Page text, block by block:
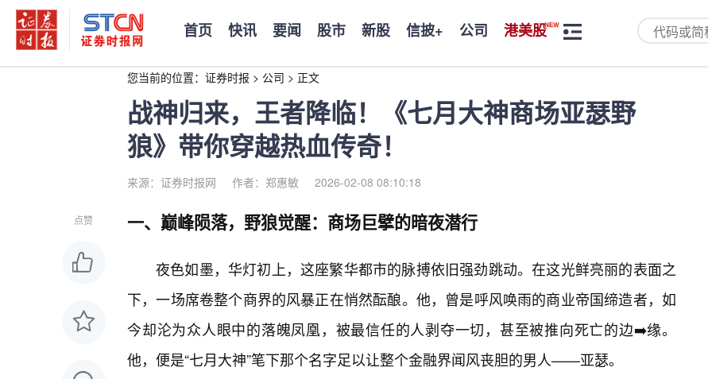
首页 快讯 要闻 股市 新股 信披+ 公司 港美股
您当前的位置： 证券时报 > 公司 > 正文
战神归来，王者降临！《七月大神商场亚瑟野
狼》带你穿越热血传奇！
来源：证券时报网 作者：郑惠敏 2026-02-08 08:10:18
点赞 一、巅峰陨落，野狼觉醒：商场巨擘的暗夜潜行
夜色如墨，华灯初上，这座繁华都市的脉搏依旧强劲跳动。在这光鲜亮丽的表面之
下，一场席卷整个商界的风暴正在悄然酝酿。他，曾是呼风唤雨的商业帝国缔造者，如
今却沦为众人眼中的落魄凤凰，被最信任的人剥夺一切，甚至被推向死亡的边➡️缘。
他，便是“七月大神”笔下那个名字足以让整个金融界闻风丧胆的男人——亚瑟。